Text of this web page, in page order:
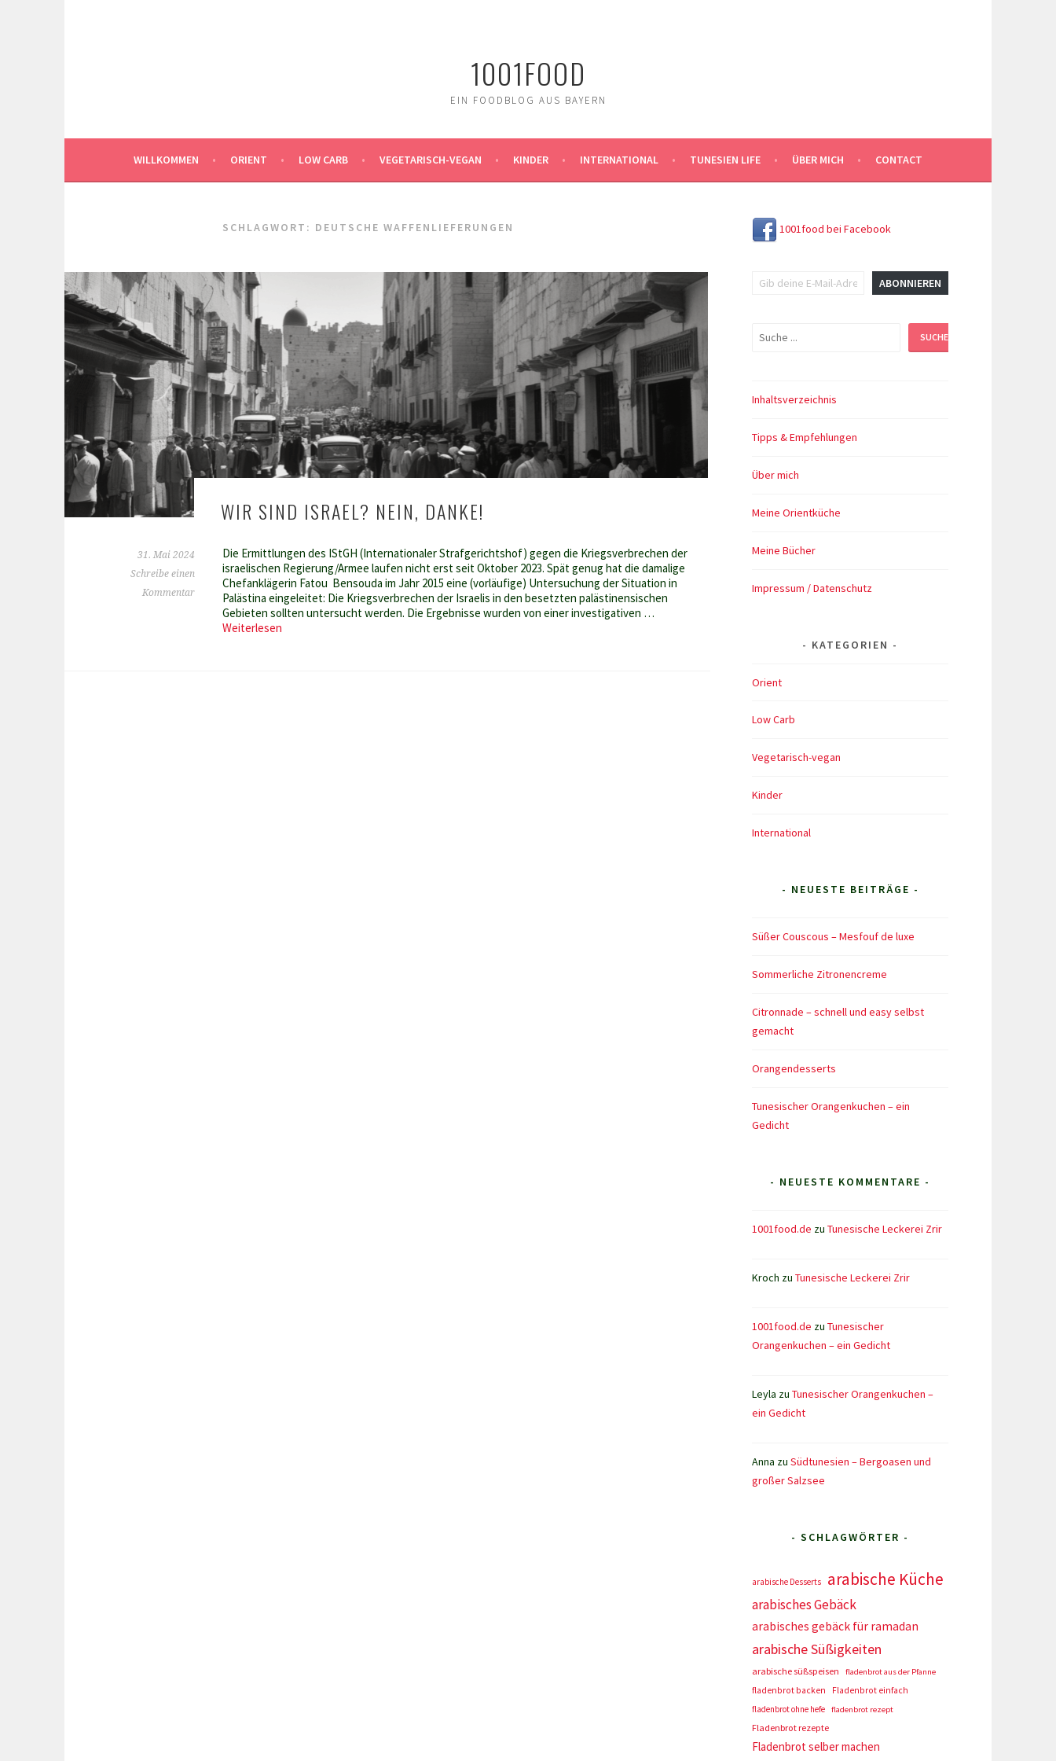
1001FOOD
EIN FOODBLOG AUS BAYERN
WILLKOMMEN ORIENT LOW CARB VEGETARISCH-VEGAN KINDER INTERNATIONAL TUNESIEN LIFE ÜBER MICH CONTACT
SCHLAGWORT: DEUTSCHE WAFFENLIEFERUNGEN
WIR SIND ISRAEL? NEIN, DANKE!
31. Mai 2024
Schreibe einen
Kommentar
Die Ermittlungen des IStGH (Internationaler Strafgerichtshof) gegen die Kriegsverbrechen der
israelischen Regierung/Armee laufen nicht erst seit Oktober 2023. Spät genug hat die damalige
Chefanklägerin Fatou Bensouda im Jahr 2015 eine (vorläufige) Untersuchung der Situation in
Palästina eingeleitet: Die Kriegsverbrechen der Israelis in den besetzten palästinensischen
Gebieten sollten untersucht werden. Die Ergebnisse wurden von einer investigativen …
Weiterlesen
1001food bei Facebook
ABONNIEREN
Suchen SUCHEN
Inhaltsverzeichnis
Tipps & Empfehlungen
Über mich
Meine Orientküche
Meine Bücher
Impressum / Datenschutz
KATEGORIEN
Orient
Low Carb
Vegetarisch-vegan
Kinder
International
- NEUESTE BEITRÄGE -
Süßer Couscous – Mesfouf de luxe
Sommerliche Zitronencreme
Citronnade – schnell und easy selbst
gemacht
Orangendesserts
Tunesischer Orangenkuchen – ein
Gedicht
- NEUESTE KOMMENTARE -
1001food.de zu Tunesische Leckerei Zrir
Kroch zu Tunesische Leckerei Zrir
1001food.de zu Tunesischer
Orangenkuchen – ein Gedicht
Leyla zu Tunesischer Orangenkuchen –
ein Gedicht
Anna zu Südtunesien – Bergoasen und
großer Salzsee
- SCHLAGWÖRTER -
arabische Desserts arabische Küche
arabisches Gebäck
arabisches gebäck für ramadan
arabische Süßigkeiten
arabische süßspeisen fladenbrot aus der Pfanne
fladenbrot backen
Fladenbrot einfach
fladenbrot ohne hefe
fladenbrot rezept
Fladenbrot rezepte
Fladenbrot selber machen